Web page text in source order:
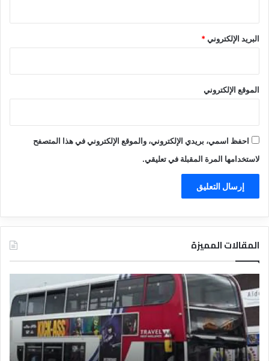
البريد الإلكتروني*
الموقع الإلكتروني
احفظ اسمي، بريدي الإلكتروني، والموقع الإلكتروني في هذا المتصفح
لاستخدامها المرة المقبلة في تعليقي.
المقالات المميزة
ل
ي
ا
ل
ف